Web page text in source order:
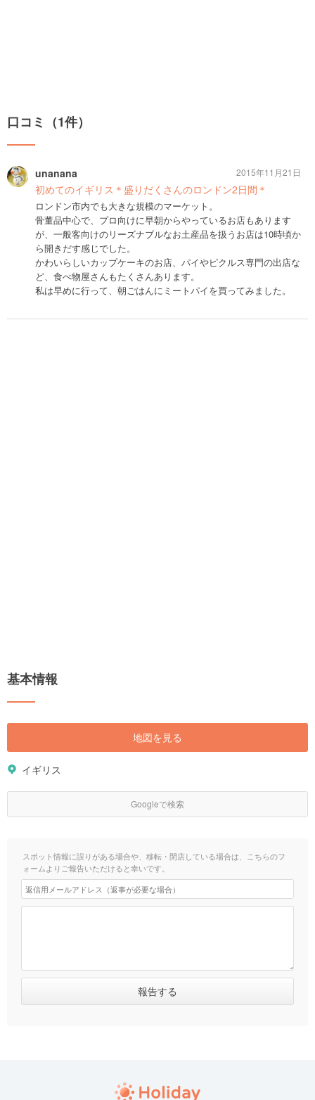
口コミ（1件）
unanana
初めてのイギリス＊盛りだくさんのロンドン2日間＊
ロンドン市内でも大きな規模のマーケット。
骨董品中心で、プロ向けに早朝からやっているお店もあります
が、一般客向けのリーズナブルなお土産品を扱うお店は10時頃か
ら開きだす感じでした。
かわいらしいカップケーキのお店、パイやピクルス専門の出店な
ど、食べ物屋さんもたくさんあります。
私は早めに行って、朝ごはんにミートパイを買ってみました。
2015年11月21日
基本情報
地図を見る
イギリス
Googleで検索
スポット情報に誤りがある場合や、移転・閉店している場合は、こちらのフ
ォームよりご報告いただけると幸いです。